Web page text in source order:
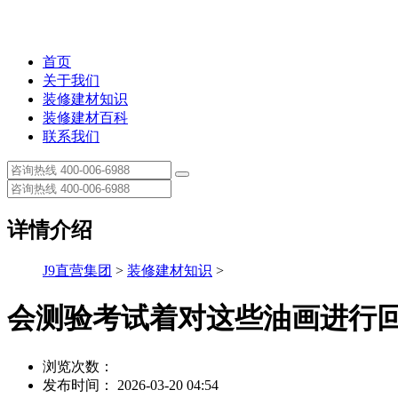
首页
关于我们
装修建材知识
装修建材百科
联系我们
详情介绍
J9直营集团 > 装修建材知识 >
会测验考试着对这些油画进行
浏览次数：
发布时间： 2026-03-20 04:54